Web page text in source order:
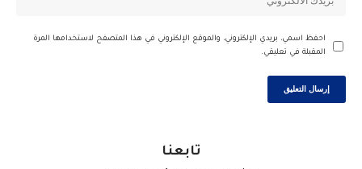
احفظ اسمي، بريدي الإلكتروني، والموقع الإلكتروني في هذا المتصفح لاستخدامها المرة
المقبلة في تعليقي.
تابعنا